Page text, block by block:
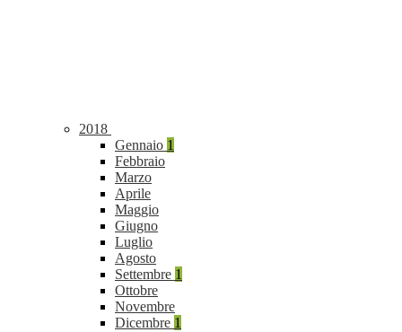
2018
Gennaio 1
Febbraio
Marzo
Aprile
Maggio
Giugno
Luglio
Agosto
Settembre 1
Ottobre
Novembre
Dicembre 1